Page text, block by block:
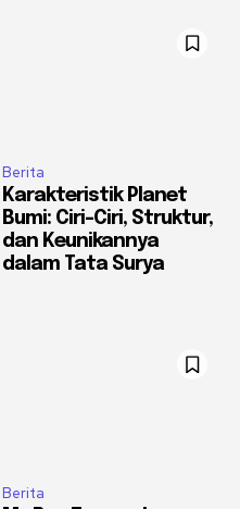
Berita
Karakteristik Planet
Bumi: Ciri-Ciri, Struktur,
dan Keunikannya
dalam Tata Surya
Berita